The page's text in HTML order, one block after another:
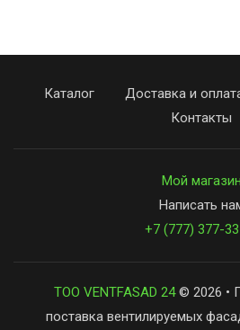
Каталог Доставка и
Контакты
Мой магазин
Написать
+7 (777) 377-
ТОО VENTFASAD 24© 2026 •
поставка вентилируемых